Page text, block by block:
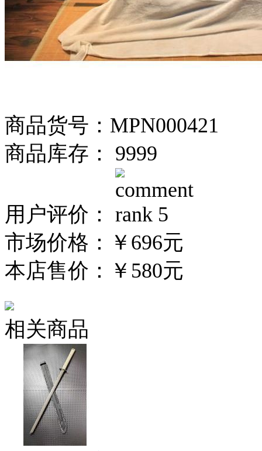
商品货号：MPN000421
商品库存： 9999
用户评价：
市场价格： ￥696元
本店售价： ￥580元
相关商品